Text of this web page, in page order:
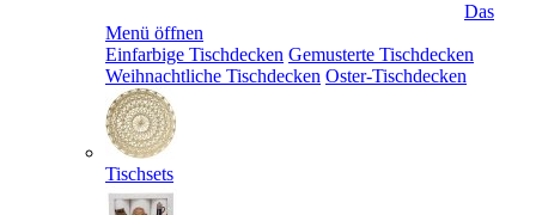
Das
Menü öffnen
Einfarbige Tischdecken Gemusterte Tischdecken
Weihnachtliche Tischdecken Oster-Tischdecken
Tischsets